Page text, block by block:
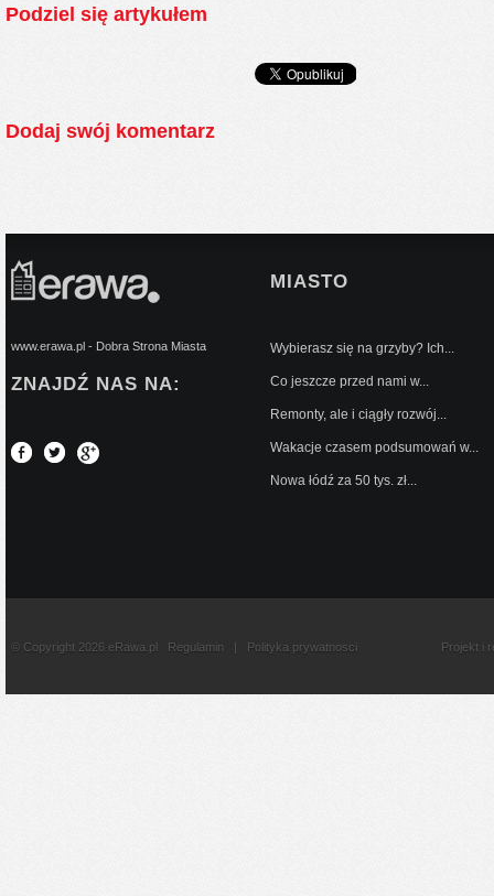
Podziel się artykułem
Dodaj swój komentarz
www.erawa.pl - Dobra Strona Miasta
ZNAJDŹ NAS NA:
MIASTO
Wybierasz się na grzyby? Ich...
Co jeszcze przed nami w...
Remonty, ale i ciągły rozwój...
Wakacje czasem podsumowań w...
Nowa łódź za 50 tys. zł...
© Copyright 2026 eRawa.pl Regulamin | Polityka prywatnosci Projekt i